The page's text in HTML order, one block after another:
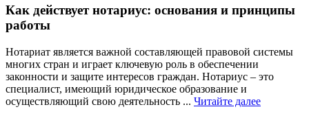
Как действует нотариус: основания и принципы
работы
Нотариат является важной составляющей правовой системы
многих стран и играет ключевую роль в обеспечении
законности и защите интересов граждан. Нотариус – это
специалист, имеющий юридическое образование и
осуществляющий свою деятельность ... Читайте далееЧитайте